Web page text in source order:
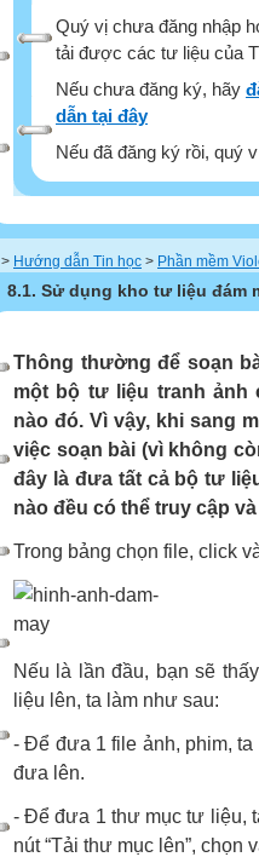
Quý vị chưa đăng nhập
tải được các tư liệu của
Nếu chưa đăng ký, hãy
dẫn tại đây
Nếu đã đăng ký rồi, quý
> Hướng dẫn Tin học > Phần mềm
8.1. Sử dụng kho tư liệu đám
Thông thường để soạn
một bộ tư liệu tranh ảnh
nào đó. Vì vậy, khi sang
việc soạn bài (vì không
đây là đưa tất cả bộ tư
nào đều có thể truy cập
Trong bảng chọn file, click
Nếu là lần đầu, bạn sẽ
liệu lên, ta làm như sau:
- Để đưa 1 file ảnh, phim, ta
đưa lên.
- Để đưa 1 thư mục tư liệu,
nút “Tải thư mục lên”, chọn